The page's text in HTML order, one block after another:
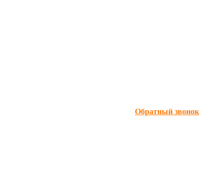
Обратный звонок